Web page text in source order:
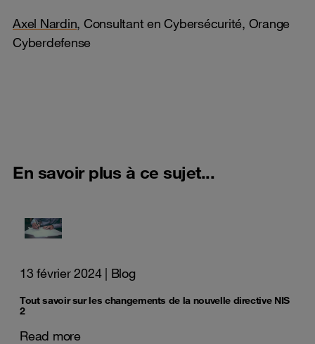
Axel Nardin, Consultant en Cybersécurité, Orange
Cyberdefense
En savoir plus à ce sujet...
13 février 2024| Blog
Tout savoir sur les changements de la nouvelle directive NIS
2
Read more